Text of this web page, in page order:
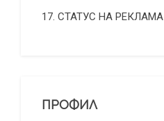
17. СТАТУС НА РЕКЛАМА
ПРОФИЛ